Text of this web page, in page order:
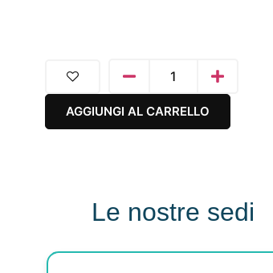
AGGIUNGI AL CARRELLO
Le nostre sedi